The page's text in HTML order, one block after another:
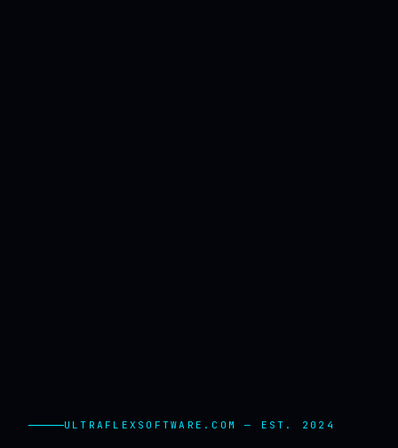
ULTRAFLEXSOFTWARE.COM — EST. 2024